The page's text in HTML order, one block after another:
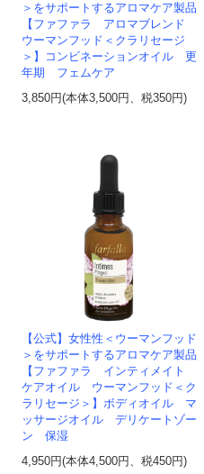
＞をサポートするアロマケア製品
【ファファラ アロマブレンド
ウーマンフッド＜クラリセージ
＞】コンビネーションオイル 更
年期 フェムケア
3,850円(本体3,500円、税350円)
【公式】女性性＜ウーマンフッド
＞をサポートするアロマケア製品
【ファファラ インティメイト
ケアオイル ウーマンフッド＜ク
ラリセージ＞】ボディオイル マ
ッサージオイル デリケートゾー
ン 保湿
4,950円(本体4,500円、税450円)